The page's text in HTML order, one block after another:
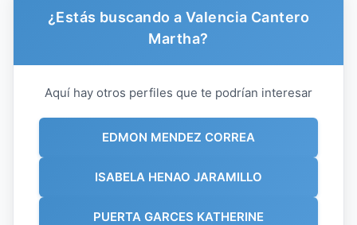
¿Estás buscando a Valencia Cantero
Martha?
Aquí hay otros perfiles que te podrían interesar
EDMON MENDEZ CORREA
ISABELA HENAO JARAMILLO
PUERTA GARCES KATHERINE